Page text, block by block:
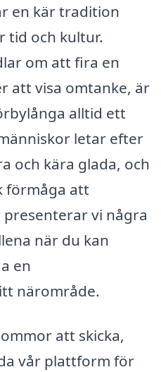
en kär tradition
tid och kultur.
om att fira en
att visa omtanke, är
alltid ett
letar efter
och kära glada, och
förmåga att
vi några
när du kan
en
närområde.
att skicka,
vår plattform för